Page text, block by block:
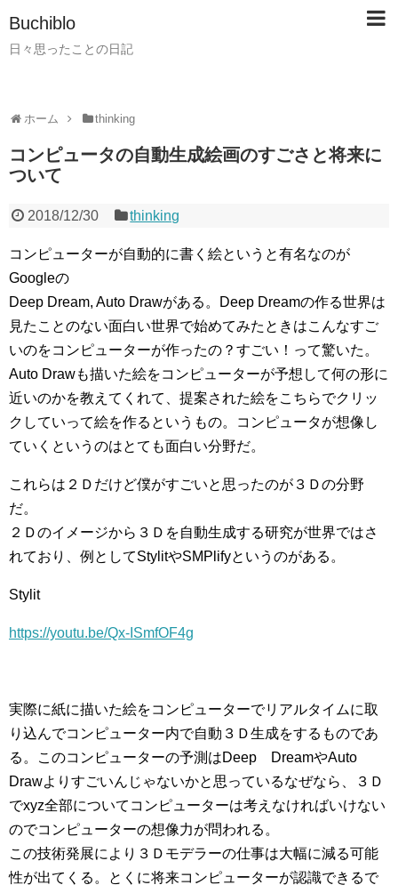
Buchiblo
日々思ったことの日記
ホーム thinking
コンピュータの自動生成絵画のすごさと将来に
ついて
2018/12/30 thinking
コンピューターが自動的に書く絵というと有名なのが
Googleの
Deep Dream, Auto Drawがある。Deep Dreamの作る世界は
見たことのない面白い世界で始めてみたときはこんなすご
いのをコンピューターが作ったの？すごい！って驚いた。
Auto Drawも描いた絵をコンピューターが予想して何の形に
近いのかを教えてくれて、提案された絵をこちらでクリッ
クしていって絵を作るというもの。コンピュータが想像し
ていくというのはとても面白い分野だ。
これらは２Ｄだけど僕がすごいと思ったのが３Ｄの分野
だ。
２Ｄのイメージから３Ｄを自動生成する研究が世界ではさ
れており、例としてStylitやSMPlifyというのがある。
Stylit
https://youtu.be/Qx-ISmfOF4g
実際に紙に描いた絵をコンピューターでリアルタイムに取
り込んでコンピューター内で自動３Ｄ生成をするものであ
る。このコンピューターの予測はDeep DreamやAuto
Drawよりすごいんじゃないかと思っているなぜなら、３Ｄ
でxyz全部についてコンピューターは考えなければいけない
のでコンピューターの想像力が問われる。
この技術発展により３Ｄモデラーの仕事は大幅に減る可能
性が出てくる。とくに将来コンピューターが認識できるで